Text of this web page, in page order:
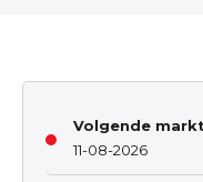
Volgende
11-08-2026